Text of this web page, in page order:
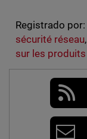
Registrado por:
sécurité réseau,
sur les produits